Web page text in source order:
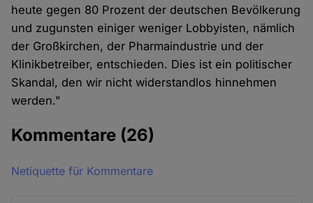
heute gegen 80 Prozent der deutschen Bevölkerung
und zugunsten einiger weniger Lobbyisten, nämlich
der Großkirchen, der Pharmaindustrie und der
Klinikbetreiber, entschieden. Dies ist ein politischer
Skandal, den wir nicht widerstandlos hinnehmen
werden."
Kommentare (26)
Netiquette für Kommentare